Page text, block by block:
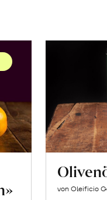
von Oleificio